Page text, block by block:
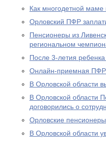
Как многодетной маме
Орловский ПФР
Пенсионеры из
региональном
После 3-летия
Онлайн-приемная ПФР
В Орловской области
В Орловской области
договорились о
Орловские
В Орловской области